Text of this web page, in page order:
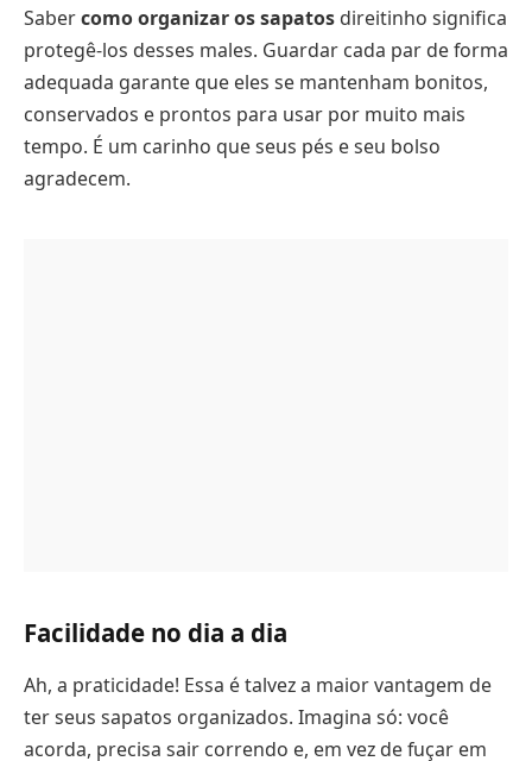
Sabercomo organizar os sapatos direitinho significa
protegê-los desses males. Guardar cada par de forma
adequada garante que eles se mantenham bonitos,
conservados e prontos para usar por muito mais
tempo. É um carinho que seus pés e seu bolso
agradecem.
Facilidade no dia a dia
Ah, a praticidade! Essa é talvez a maior vantagem de
ter seus sapatos organizados. Imagina só: você
acorda, precisa sair correndo e, em vez de fuçar em